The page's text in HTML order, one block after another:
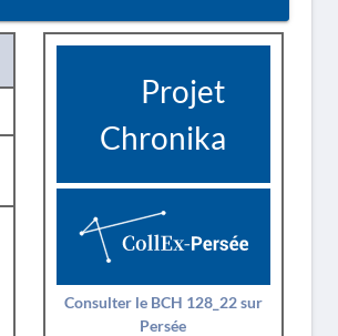
Projet
Chronika
Consulter le BCH 128_22 sur
Persée